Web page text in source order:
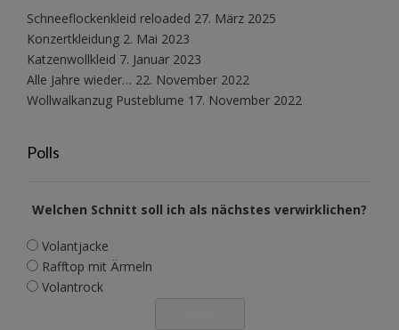
Schneeflockenkleid reloaded 27. März 2025
Konzertkleidung 2. Mai 2023
Katzenwollkleid 7. Januar 2023
Alle Jahre wieder… 22. November 2022
Wollwalkanzug Pusteblume 17. November 2022
Polls
Welchen Schnitt soll ich als nächstes verwirklichen?
Volantjacke
Rafftop mit Ärmeln
Volantrock